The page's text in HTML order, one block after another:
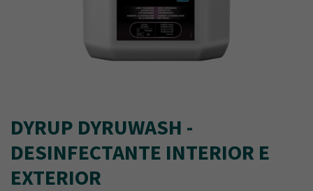
DYRUP DYRUWASH -
DESINFECTANTE INTERIOR E
EXTERIOR